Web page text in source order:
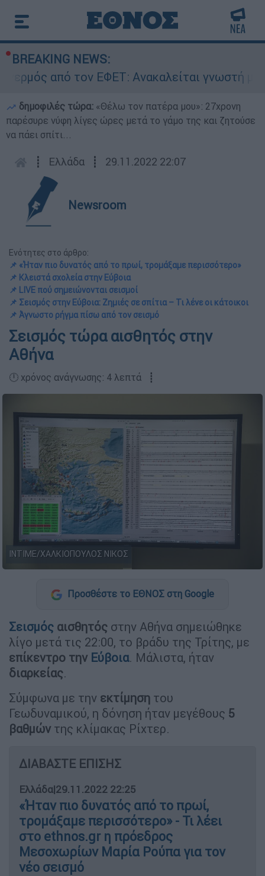
BREAKING NEWS:
από τον ΕΦΕΤ: Ανακαλείται γνωστή
δημοφιλές τώρα: «Θέλω τον πατέρα μου»: 27χρονη
παρέσυρε νύφη λίγες ώρες μετά το γάμο της και ζητούσε
να πάει σπίτι...
┋ Ελλάδα ┋ 29.11.2022 22:07
Newsroom
Ενότητες στο άρθρο:
📌 «Ήταν πιο δυνατός από το πρωί, τρομάξαμε περισσότερο»
📌 Κλειστά σχολεία στην Εύβοια
📌 LIVE πού σημειώνονται σεισμοί
📌 Σεισμός στην Εύβοια: Ζημιές σε σπίτια – Τι λένε οι κάτοικοι
📌 Άγνωστο ρήγμα πίσω από τον σεισμό
Σεισμός τώρα αισθητός στην
Αθήνα
🕛 χρόνος ανάγνωσης: 4 λεπτά ┋
ΙΝΤΙΜΕ/ΧΑΛΚΙΟΠΟΥΛΟΣ ΝΙΚΟΣ
Προσθέστε το ΕΘΝΟΣ στη Google
Σεισμός αισθητός στην Αθήνα σημειώθηκε
λίγο μετά τις 22:00, το βράδυ της Τρίτης, με
επίκεντρο την Εύβοια. Μάλιστα, ήταν
διαρκείας.
Σύμφωνα με την εκτίμηση του
Γεωδυναμικού, η δόνηση ήταν μεγέθους 5
βαθμών της κλίμακας Ρίχτερ.
ΔΙΑΒΑΣΤΕ ΕΠΙΣΗΣ
Ελλάδα|29.11.2022 22:25
«Ήταν πιο δυνατός από το πρωί,
τρομάξαμε περισσότερο» - Τι λέει
στο ethnos.gr η πρόεδρος
Μεσοχωρίων Μαρία Ρούπα για τον
νέο σεισμό